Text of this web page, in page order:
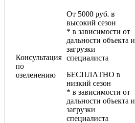
Консультация
по
озеленению
От 5000 руб. в
высокий сезон
* в зависимости от
дальности объекта и
загрузки
специалиста
БЕСПЛАТНО в
низкий сезон
* в зависимости от
дальности объекта и
загрузки
специалиста